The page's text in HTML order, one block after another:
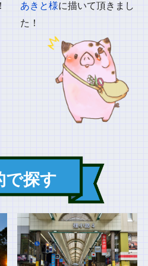
あきと様に描いて頂きまし
た！
で探す